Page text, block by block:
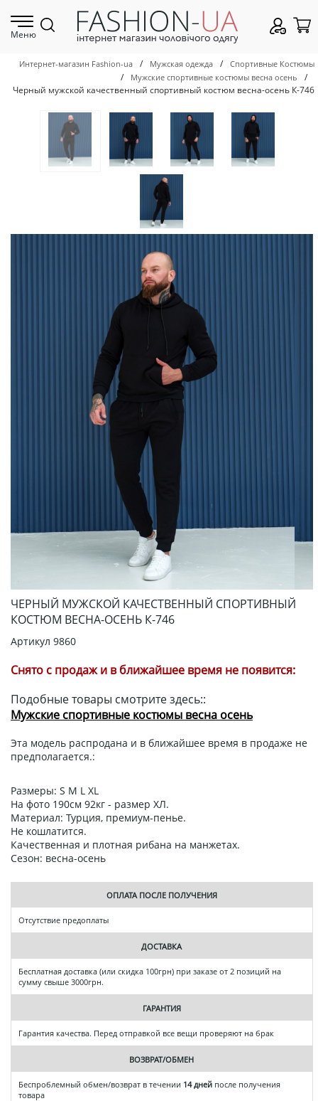
Меню
Интернет-магазин Fashion-ua / Мужская одежда / Спортивные Костюмы
/ Мужские спортивные костюмы весна осень
/
Черный мужской качественный спортивный костюм весна-осень К-746
ЧЕРНЫЙ МУЖСКОЙ КАЧЕСТВЕННЫЙ СПОРТИВНЫЙ
КОСТЮМ ВЕСНА-ОСЕНЬ К-746
Артикул 9860
Снято с продаж и в ближайшее время не появится:
Подобные товары смотрите здесь::
Мужские спортивные костюмы весна осень
Эта модель распродана и в ближайшее время в продаже не
предполагается.:
Размеры: S M L XL
На фото 190см 92кг - размер ХЛ.
Материал: Турция, премиум-пенье.
Не кошлатится.
Качественная и плотная рибана на манжетах.
Сезон: весна-осень
ОПЛАТА ПОСЛЕ ПОЛУЧЕНИЯ
Отсутствие предоплаты
ДОСТАВКА
Бесплатная доставка (или скидка 100грн) при заказе от 2 позиций на
сумму свыше 3000грн.
ГАРАНТИЯ
Гарантия качества. Перед отправкой все вещи проверяют на брак
ВОЗВРАТ/ОБМЕН
Беспроблемный обмен/возврат в течении 14 дней после получения
товара